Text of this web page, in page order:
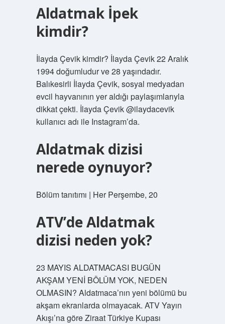
Aldatmak İpek
kimdir?
İlayda Çevik kimdir? İlayda Çevik 22 Aralık
1994 doğumludur ve 28 yaşındadır.
Balıkesirli İlayda Çevik, sosyal medyadan
evcil hayvanının yer aldığı paylaşımlarıyla
dikkat çekti. İlayda Çevik @ilaydacevik
kullanıcı adı ile Instagram’da.
Aldatmak dizisi
nerede oynuyor?
Bölüm tanıtımı | Her Perşembe, 20
ATV’de Aldatmak
dizisi neden yok?
23 MAYIS ALDATMACASI BUGÜN
AKŞAM YENİ BÖLÜM YOK, NEDEN
OLMASIN? Aldatmaca’nın yeni bölümü bu
akşam ekranlarda olmayacak. ATV Yayın
Akışı’na göre Ziraat Türkiye Kupası